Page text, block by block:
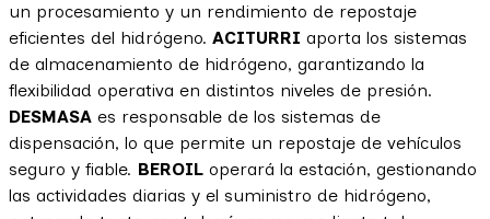
un procesamiento y un rendimiento de repostaje
eficientes del hidrógeno. ACITURRI aporta los sistemas
de almacenamiento de hidrógeno, garantizando la
flexibilidad operativa en distintos niveles de presión.
DESMASA es responsable de los sistemas de
dispensación, lo que permite un repostaje de vehículos
seguro y fiable. BEROIL operará la estación, gestionando
las actividades diarias y el suministro de hidrógeno,